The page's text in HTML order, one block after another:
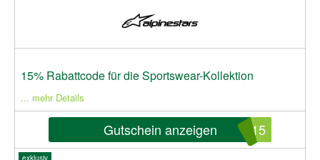
15% Rabattcode für die Sportswear-Kollektion
... mehr Details
Gutschein anzeigen L15
exklusiv